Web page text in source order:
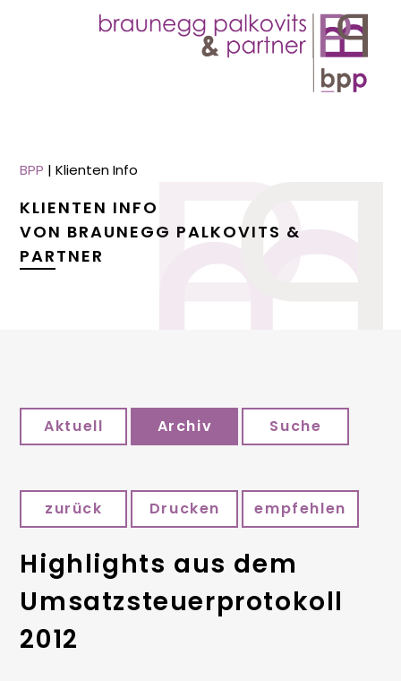
BPP |Klienten Info
KLIENTEN INFO
VON BRAUNEGG PALKOVITS &
PARTNER
Aktuell Archiv Suche
zurück Drucken empfehlen
Highlights aus dem
Umsatzsteuerprotokoll
2012